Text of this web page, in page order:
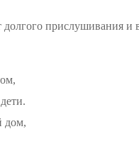
долгого прислушивания
дом,